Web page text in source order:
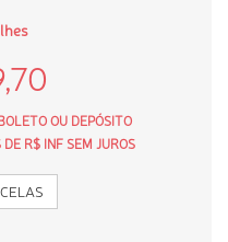
OU DEPÓSITO
R$ INF SEM JUROS